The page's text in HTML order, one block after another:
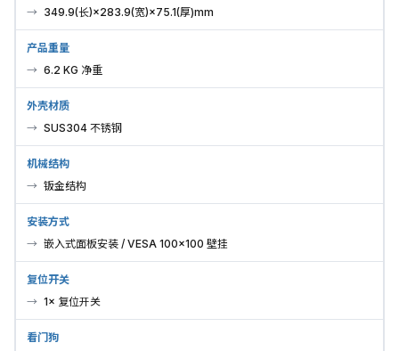
349.9(长)×283.9(宽)×75.1(厚)mm
产品重量
6.2 KG 净重
外壳材质
SUS304 不锈钢
机械结构
钣金结构
安装方式
嵌入式面板安装 / VESA 100×100 壁挂
复位开关
1× 复位开关
看门狗